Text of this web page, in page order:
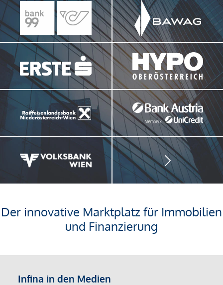
Der innovative Marktplatz für Immobilien
und Finanzierung
Infina in den Medien